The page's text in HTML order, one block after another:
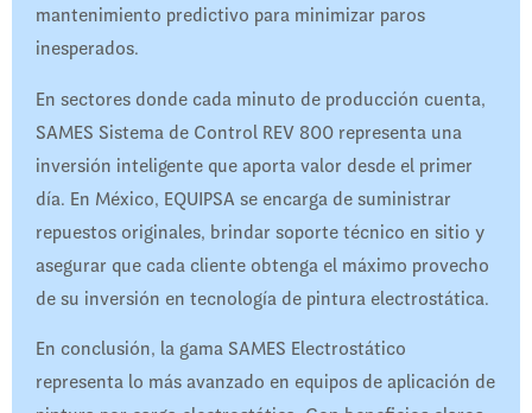
mantenimiento predictivo para minimizar paros
inesperados.
En sectores donde cada minuto de producción cuenta,
SAMES Sistema de Control REV 800 representa una
inversión inteligente que aporta valor desde el primer
día. En México, EQUIPSA se encarga de suministrar
repuestos originales, brindar soporte técnico en sitio y
asegurar que cada cliente obtenga el máximo provecho
de su inversión en tecnología de pintura electrostática.
En conclusión, la gama SAMES Electrostático
representa lo más avanzado en equipos de aplicación de